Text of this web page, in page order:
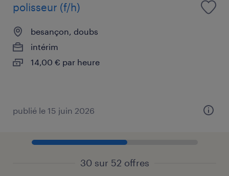
polisseur (f/h)
besançon, doubs
intérim
14,00 € par heure
publié le 15 juin 2026
30 sur 52 offres